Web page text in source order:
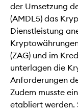
der Umsetzung
(AMDL5) das
Dienstleistung
(ZAG) und im
unterlagen die
Anforderungen
Zudem musste
etabliert werden.